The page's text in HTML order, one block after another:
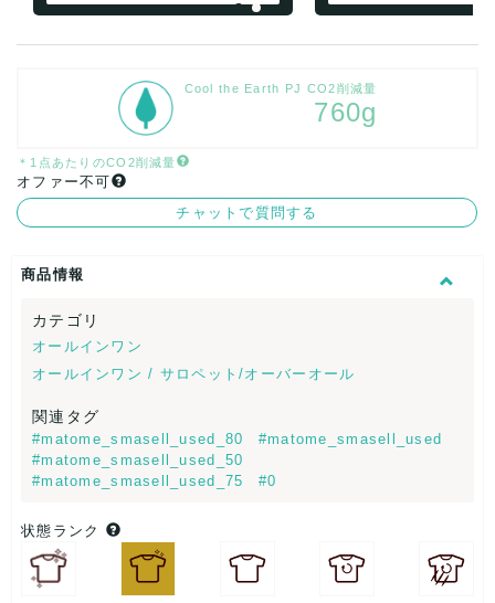
Cool the Earth PJ CO2削減量
760g
＊1点あたりのCO2削減量
オファー不可
チャットで質問する
商品情報
カテゴリ
オールインワン
オールインワン / サロペット/オーバーオール
関連タグ
#matome_smasell_used_80
#matome_smasell_used
#matome_smasell_used_50
#matome_smasell_used_75
#0
状態ランク